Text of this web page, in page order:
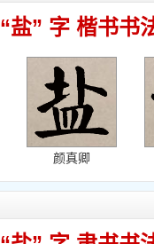
“盐” 字 楷书书
颜真卿